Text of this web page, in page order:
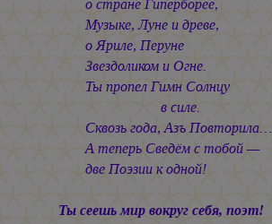
о стране Гиперборее,
Музыке, Луне и древе,
о Яриле, Перуне
Звездоликом и Огне.
Ты пропел Гимн Солнцу
в силе.
Сквозь года, Азъ Повторила…
А теперь Сведём с тобой —
две Поэзии к одной!
Ты сеешь мир вокруг себя, поэт!